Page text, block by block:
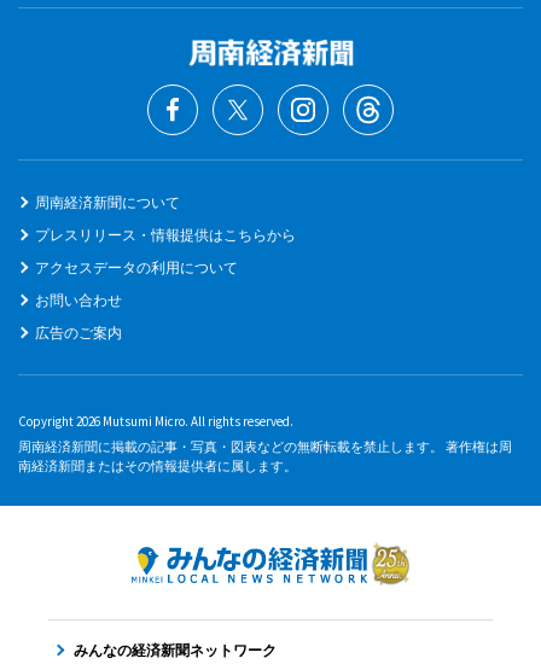
周南経済新聞について
プレスリリース・情報提供はこちらから
アクセスデータの利用について
お問い合わせ
広告のご案内
Copyright 2026 Mutsumi Micro. All rights reserved.
周南経済新聞に掲載の記事・写真・図表などの無断転載を禁止します。 著作権は周
南経済新聞またはその情報提供者に属します。
みんなの経済新聞ネットワーク